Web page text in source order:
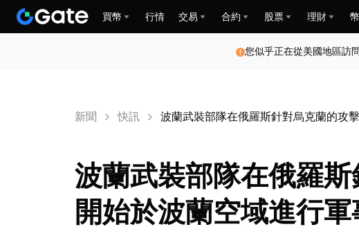
買幣 行情 交易 合約 股票 理財
您似乎正在從美國地區訪
新聞 快訊 波蘭武裝部隊在俄羅斯針對烏克蘭的攻
波蘭武裝部隊在俄羅
開始於波蘭空域進行